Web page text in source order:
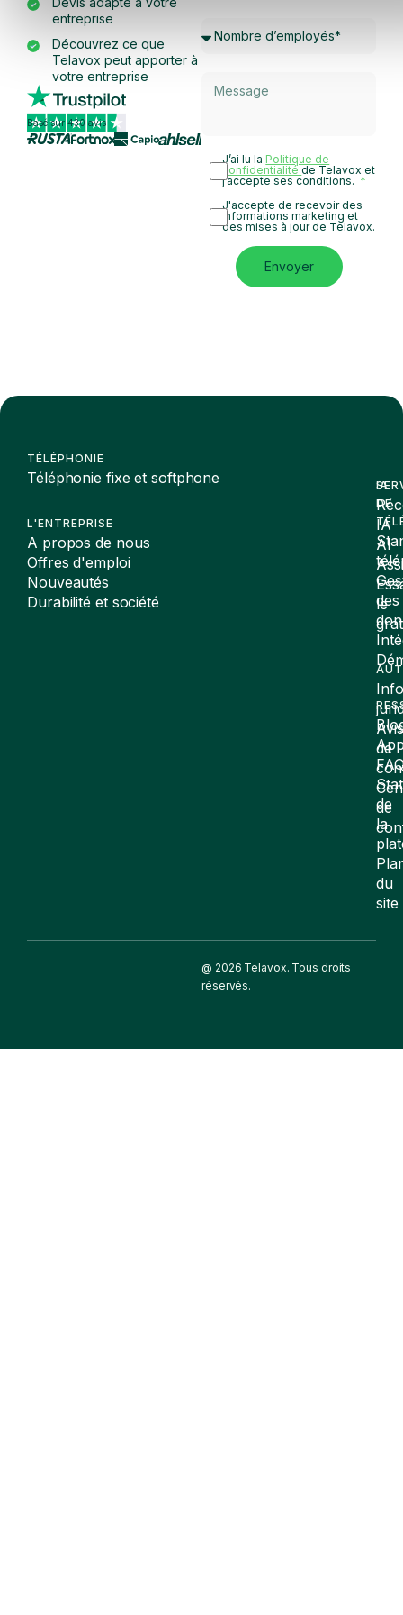
entreprise
Découvrez ce que
Telavox peut apporter à
votre entreprise
Basé sur 430 avis
J’ai lu la Politique de
confidentialitéde Telavox et
j’accepte ses conditions.
J'accepte de recevoir des
informations marketing et
des mises à jour de Telavox.
Envoyer
TÉLÉPHONIE
Téléphonie fixe et softphone
L'ENTREPRISE
A propos de nous
Offres d'emploi
Nouveautés
Durabilité et société
DE
des
de
la
du
site
IA
IA
AI
le
Avis
de
de
@ 2026 Telavox. Tous droits
réservés.